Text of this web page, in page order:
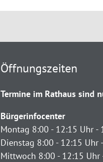
Öffnungszeiten
Termine im Rathaus sind
Bürgerinfocenter
Montag 8:00 - 12:15 Uhr -
Dienstag 8:00 - 12:15 Uhr
Mittwoch 8:00 - 12:15 Uhr